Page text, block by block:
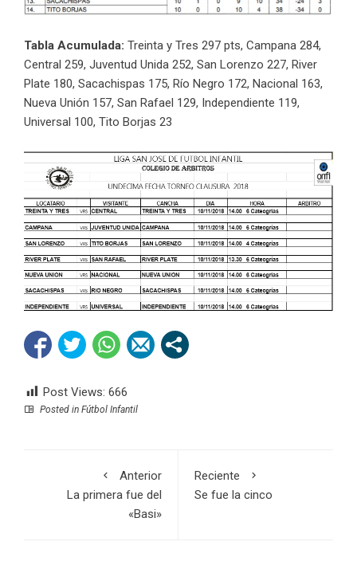
Tabla Acumulada: Treinta y Tres 297 pts, Campana 284,
Central 259, Juventud Unida 252, San Lorenzo 227, River
Plate 180, Sacachispas 175, Río Negro 172, Nacional 163,
Nueva Unión 157, San Rafael 129, Independiente 119,
Universal 100, Tito Borjas 23
Post Views: 666
Posted in Fútbol Infantil
Anterior
La primera fue del
«Basi»
Reciente
Se fue la cinco